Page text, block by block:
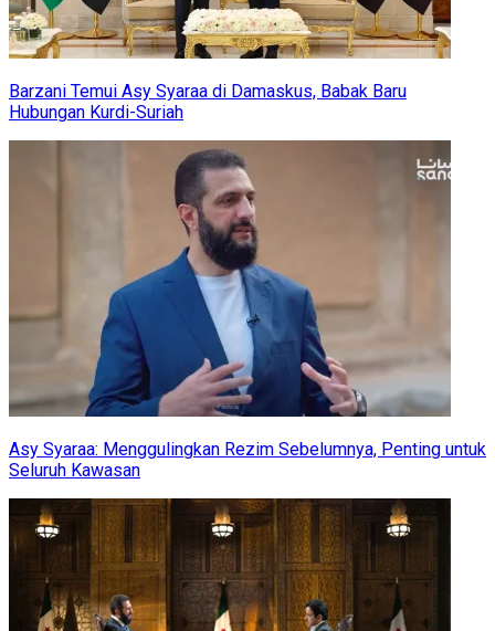
Barzani Temui Asy Syaraa di Damaskus, Babak Baru
Hubungan Kurdi-Suriah
Asy Syaraa: Menggulingkan Rezim Sebelumnya, Penting untuk
Seluruh Kawasan